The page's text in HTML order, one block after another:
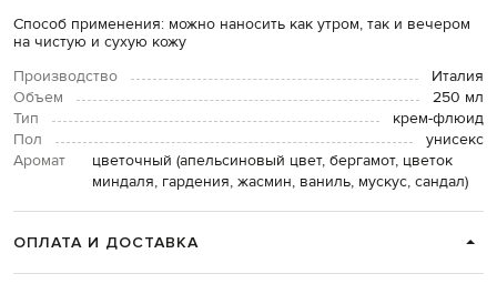
Способ применения: можно наносить как утром, так и вечером
на чистую и сухую кожу
Производство
Италия
Объем
250 мл
Тип
крем-флюид
Пол
унисекс
Аромат
цветочный (апельсиновый цвет, бергамот, цветок
миндаля, гардения, жасмин, ваниль, мускус, сандал)
ОПЛАТА И ДОСТАВКА